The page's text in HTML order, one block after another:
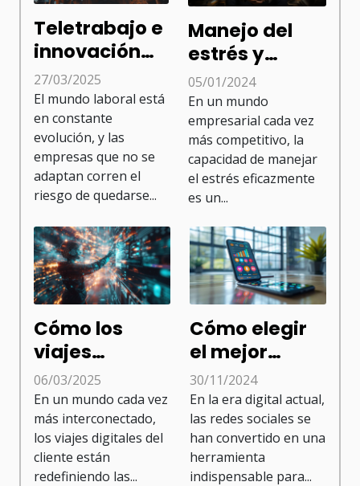
Teletrabajo e
innovación
cómo las
empresas
están
adaptando
sus modelos
de gestión
27/03/2025
El mundo laboral está
en constante
evolución, y las
empresas que no se
adaptan corren el
riesgo de quedarse...
Manejo del
estrés y
productividad
en el sector
05/01/2024
En un mundo
empresarial cada vez
más competitivo, la
capacidad de manejar
el estrés eficazmente
es un...
Cómo los
viajes
digitales del
cliente
transforman
el servicio al
cliente
06/03/2025
En un mundo cada vez
más interconectado,
los viajes digitales del
cliente están
redefiniendo las...
Cómo elegir
el mejor
paquete de
crecimiento
para tus
redes
sociales
30/11/2024
En la era digital actual,
las redes sociales se
han convertido en una
herramienta
indispensable para...